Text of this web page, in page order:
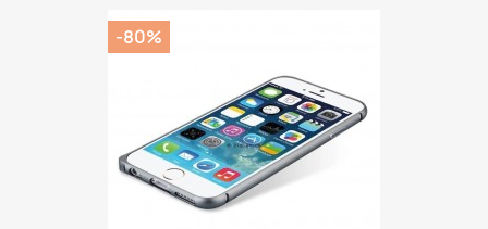
-80%